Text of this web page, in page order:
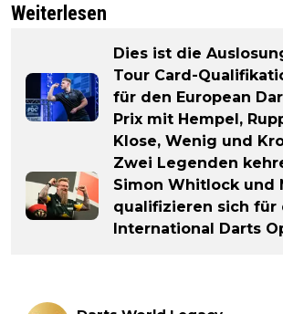
Weiterlesen
Dies ist die
Tour Card-
für den European
Prix mit Hempel,
Klose, Wenig und
Zwei Legenden
Simon Whitlock und
qualifizieren sich für
International Darts